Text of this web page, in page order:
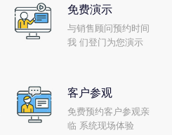
免费演示
与销售顾问预约时间
我 们登门为您演示
客户参观
免费预约客户参观亲
临 系统现场体验